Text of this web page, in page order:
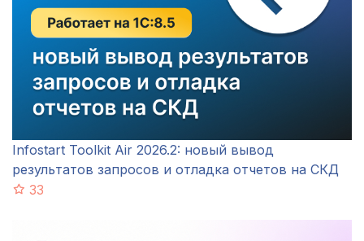
Infostart Toolkit Air 2026.2: новый вывод
результатов запросов и отладка отчетов на СКД
33